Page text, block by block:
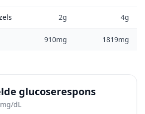
2g 4g
910mg 1819mg
glucoserespons
dL